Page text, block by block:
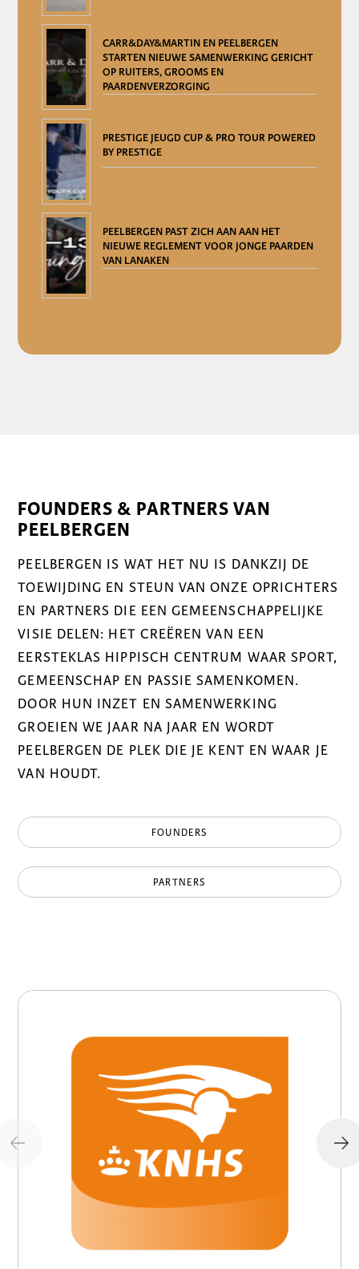
CARR&DAY&MARTIN EN PEELBERGEN
STARTEN NIEUWE SAMENWERKING GERICHT
OP RUITERS, GROOMS EN
PAARDENVERZORGING
PRESTIGE JEUGD CUP & PRO TOUR POWERED
BY PRESTIGE
PEELBERGEN PAST ZICH AAN AAN HET
NIEUWE REGLEMENT VOOR JONGE PAARDEN
VAN LANAKEN
FOUNDERS & PARTNERS VAN
PEELBERGEN
PEELBERGEN IS WAT HET NU IS DANKZIJ DE
TOEWIJDING EN STEUN VAN ONZE OPRICHTERS
EN PARTNERS DIE EEN GEMEENSCHAPPELIJKE
VISIE DELEN: HET CREËREN VAN EEN
EERSTEKLAS HIPPISCH CENTRUM WAAR SPORT,
GEMEENSCHAP EN PASSIE SAMENKOMEN.
DOOR HUN INZET EN SAMENWERKING
GROEIEN WE JAAR NA JAAR EN WORDT
PEELBERGEN DE PLEK DIE JE KENT EN WAAR JE
VAN HOUDT.
FOUNDERS
PARTNERS